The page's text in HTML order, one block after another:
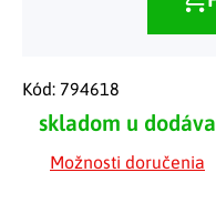
skladom u
Možnosti doručenia
Kód: 794618